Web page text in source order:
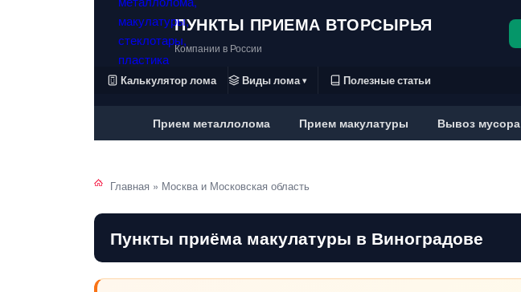
ПУНКТЫ ПРИЕМА ВТОРСЫРЬЯ
Компании в России
Калькулятор лома Виды лома ▾ Полезные статьи
Прием металлолома Прием макулатуры Вывоз мусора
Главная » Москва и Московская область
Пункты приёма макулатуры в Виноградове